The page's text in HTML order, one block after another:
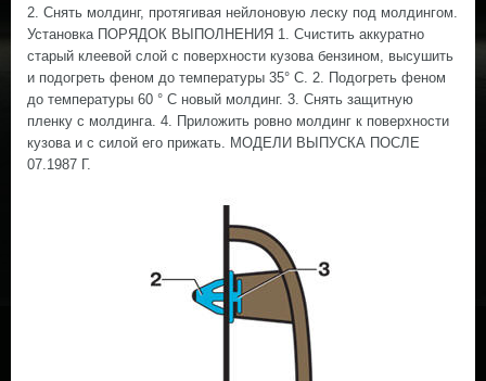
2. Снять молдинг, протягивая нейлоновую леску под молдингом.
Установка ПОРЯДОК ВЫПОЛНЕНИЯ 1. Счистить аккуратно
старый клеевой слой с поверхности кузова бензином, высушить
и подогреть феном до температуры 35° С. 2. Подогреть феном
до температуры 60 ° С новый молдинг. 3. Снять защитную
пленку с молдинга. 4. Приложить ровно молдинг к поверхности
кузова и с силой его прижать. МОДЕЛИ ВЫПУСКА ПОСЛЕ
07.1987 Г.